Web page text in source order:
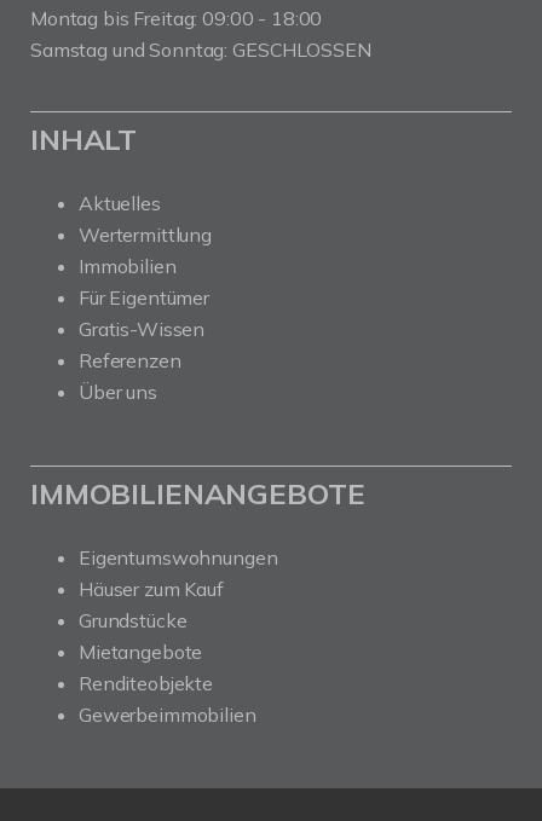
Montag bis Freitag: 09:00 - 18:00
Samstag und Sonntag: GESCHLOSSEN
INHALT
Aktuelles
Wertermittlung
Immobilien
Für Eigentümer
Gratis-Wissen
Referenzen
Über uns
IMMOBILIENANGEBOTE
Eigentumswohnungen
Häuser zum Kauf
Grundstücke
Mietangebote
Renditeobjekte
Gewerbeimmobilien